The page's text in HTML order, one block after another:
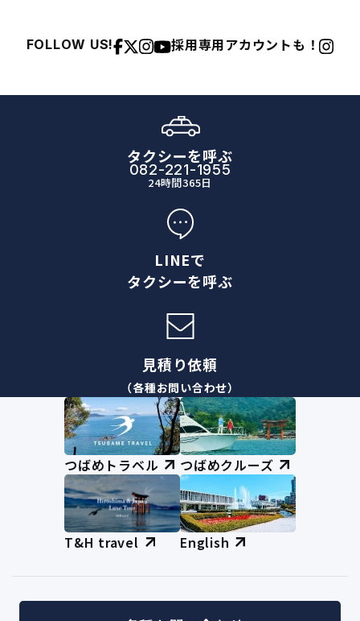
FOLLOW US! 採用専用アカウントも！
タクシーを呼ぶ
082-221-1955
24時間365日
LINEで
タクシーを呼ぶ
見積り依頼
（各種お問い合わせ）
つばめトラベル つばめクルーズ
T&H travel English